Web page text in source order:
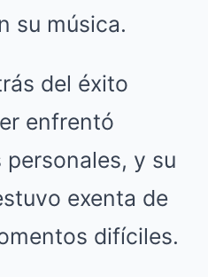
su música.
del éxito
enfrentó
y su
exenta de
difíciles.